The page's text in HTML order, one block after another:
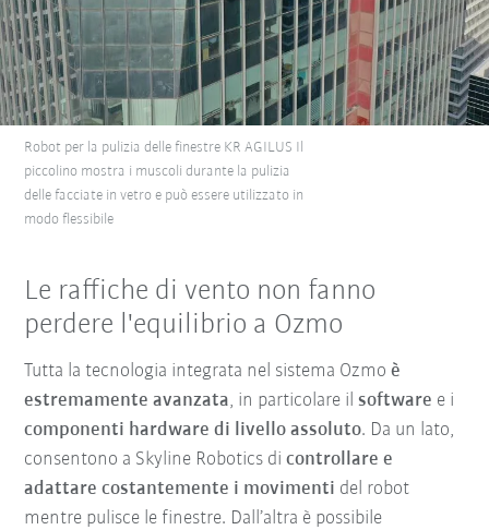
Robot per la pulizia delle finestre KR AGILUS Il
piccolino mostra i muscoli durante la pulizia
delle facciate in vetro e può essere utilizzato in
modo flessibile
Le raffiche di vento non fanno
perdere l'equilibrio a Ozmo
Tutta la tecnologia integrata nel sistema Ozmoè
estremamente avanzata, in particolare ilsoftware e i
componenti hardware di livello assoluto. Da un lato,
consentono a Skyline Robotics dicontrollare e
adattare costantemente i movimenti del robot
mentre pulisce le finestre. Dall’altra è possibile